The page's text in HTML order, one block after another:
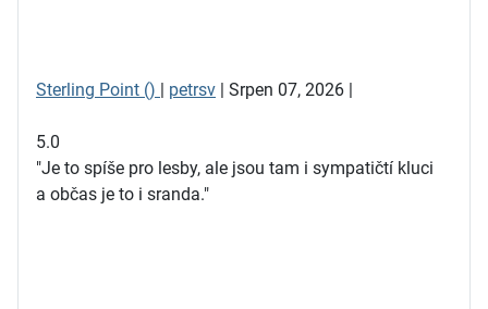
Sterling Point () | petrsv | Srpen 07, 2026 |
5.0
"Je to spíše pro lesby, ale jsou tam i sympatičtí kluci
a občas je to i sranda."